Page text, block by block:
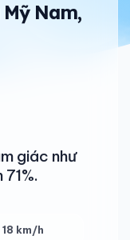
Nam,
giác như
18 km/h